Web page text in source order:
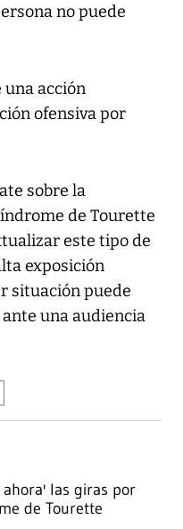
no puede
una acción
ofensiva por
sobre la
de Tourette
este tipo de
exposición
situación puede
una audiencia
las giras por
de Tourette